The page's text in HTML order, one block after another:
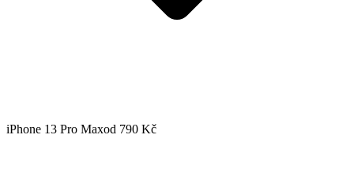
iPhone 13 Pro Maxod 790 Kč